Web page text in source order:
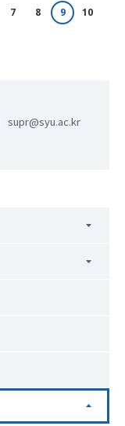
7 8 9 10
supr@syu.ac.kr